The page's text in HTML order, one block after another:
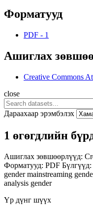
Форматууд
PDF - 1
Ашиглах
Creative Commons
close
Дараахаар эрэмбэлэх
1 өгөгдлийн
Ашиглах зөвшөөрлүүд:
Форматууд: PDF Бүлгүүд:
gender mainstreaming
analysis gender
Үр дүнг шүүх